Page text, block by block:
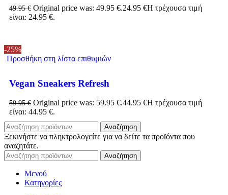
49.95€ Original price was: 49.95 €.24.95 €Η τρέχουσα τιμή
είναι: 24.95 €.
-25%
Προσθήκη στη λίστα επιθυμιών
Vegan Sneakers Refresh
59.95€ Original price was: 59.95 €.44.95 €Η τρέχουσα τιμή
είναι: 44.95 €.
Αναζήτηση
Ξεκινήστε να πληκτρολογείτε για να δείτε τα προϊόντα που
αναζητάτε.
Αναζήτηση
Μενού
Κατηγορίες